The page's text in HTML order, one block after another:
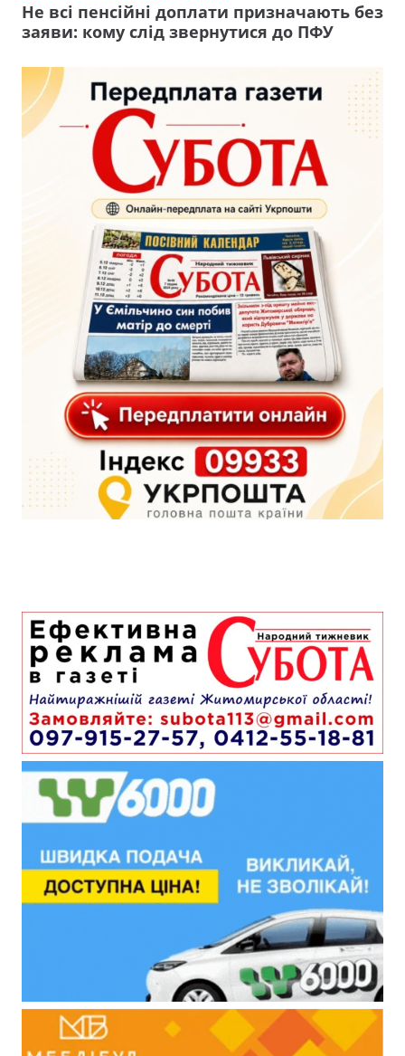
Не всі пенсійні доплати призначають без
заяви: кому слід звернутися до ПФУ